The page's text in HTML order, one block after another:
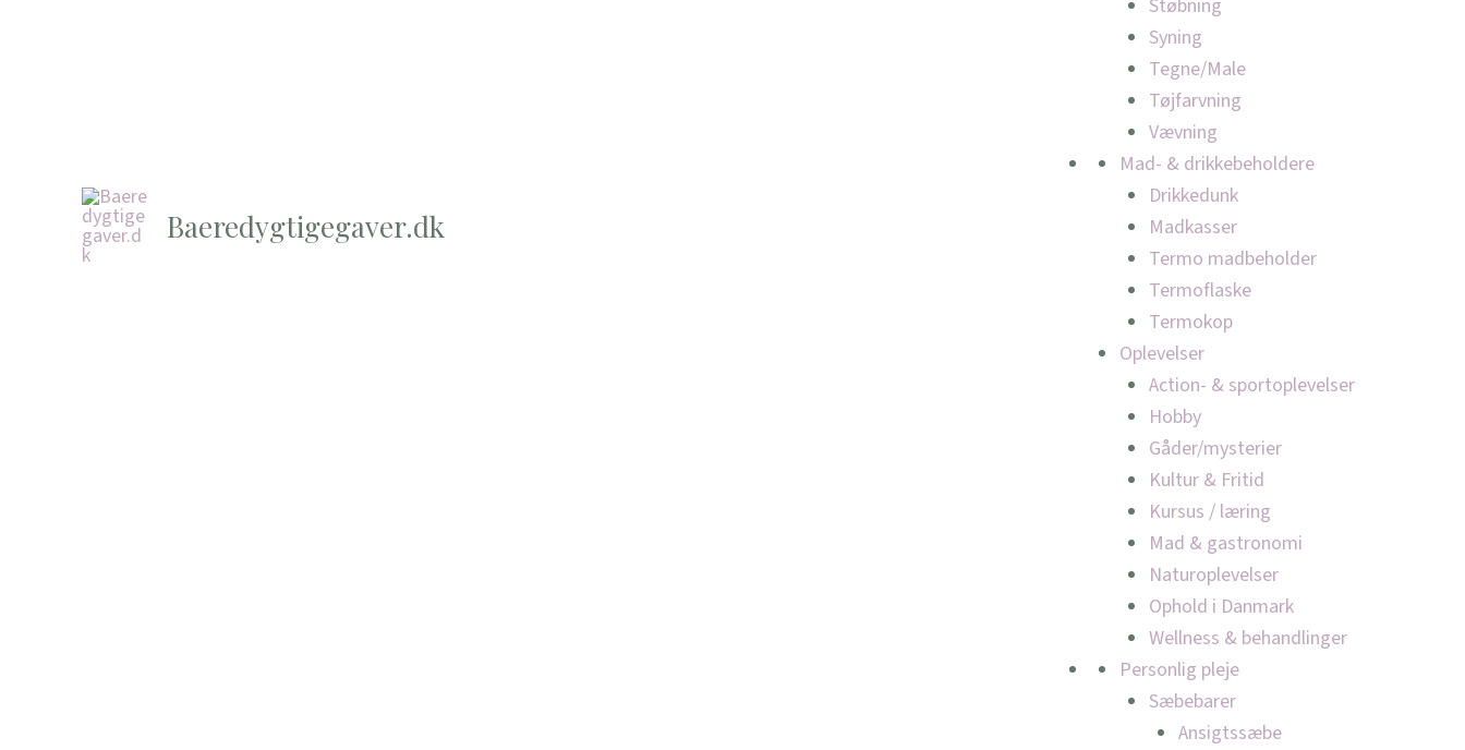
Baeredygtigegaver.dk
Støbning
Syning
Tegne/Male
Tøjfarvning
Vævning
Mad- & drikkebeholdere
Drikkedunk
Madkasser
Termo madbeholder
Termoflaske
Termokop
Oplevelser
Action- & sportoplevelser
Hobby
Gåder/mysterier
Kultur & Fritid
Kursus / læring
Mad & gastronomi
Naturoplevelser
Ophold i Danmark
Wellness & behandlinger
Personlig pleje
Sæbebarer
Ansigtssæbe